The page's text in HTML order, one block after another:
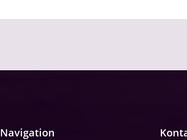
Navigation